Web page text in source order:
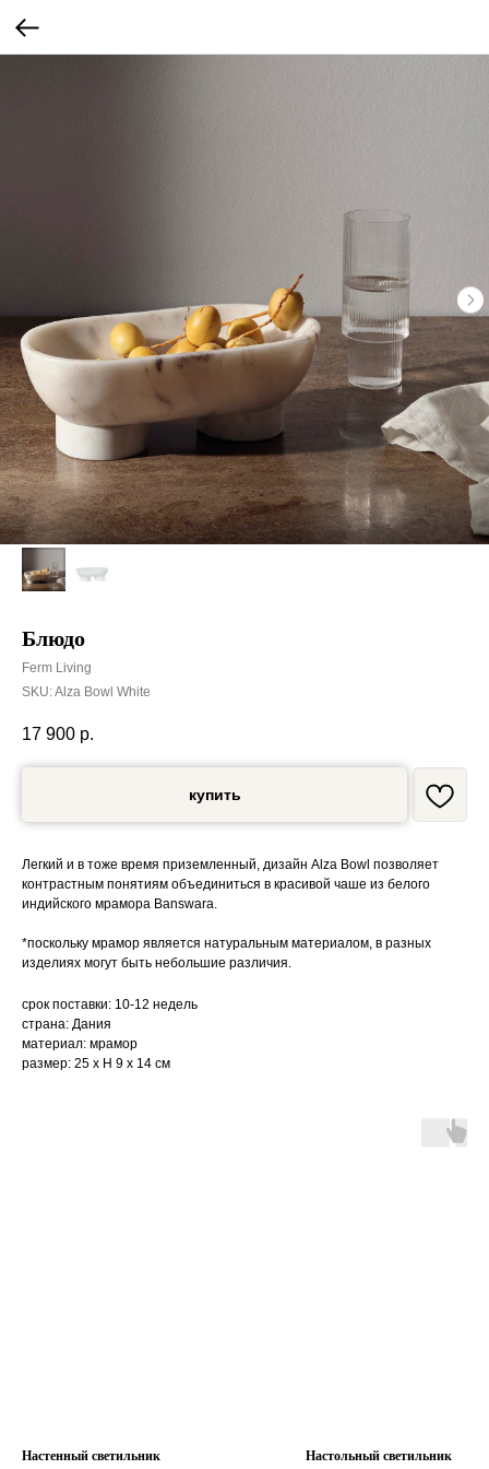
Блюдо
Ferm Living
SKU:Alza Bowl White
17 900 р.
купить
Легкий и в тоже время приземленный, дизайн Alza Bowl позволяет
контрастным понятиям объединиться в красивой чаше из белого
индийского мрамора Banswara.
*поскольку мрамор является натуральным материалом, в разных
изделиях могут быть небольшие различия.
срок поставки: 10-12 недель
страна: Дания
материал: мрамор
размер: 25 x H 9 x 14 см
Настенный светильник Настольный светильник